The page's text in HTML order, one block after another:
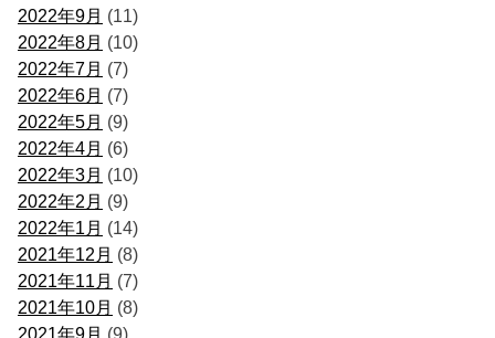
2022年9月 (11)
2022年8月 (10)
2022年7月 (7)
2022年6月 (7)
2022年5月 (9)
2022年4月 (6)
2022年3月 (10)
2022年2月 (9)
2022年1月 (14)
2021年12月 (8)
2021年11月 (7)
2021年10月 (8)
2021年9月 (9)